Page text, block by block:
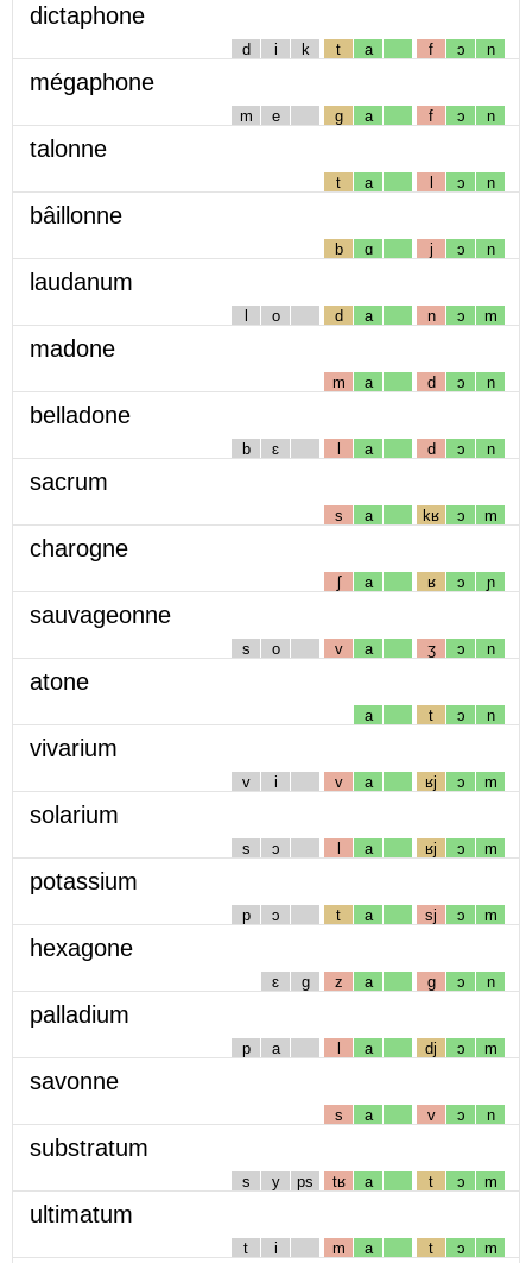
dictaphone
d i k t a f ɔ n
mégaphone
m e g a f ɔ n
talonne
t a l ɔ n
bâillonne
b ɑ j ɔ n
laudanum
l o d a n ɔ m
madone
m a d ɔ n
belladone
b ɛ l a d ɔ n
sacrum
s a kʁ ɔ m
charogne
ʃ a ʁ ɔ ɲ
sauvageonne
s o v a ʒ ɔ n
atone
a t ɔ n
vivarium
v i v a ʁj ɔ m
solarium
s ɔ l a ʁj ɔ m
potassium
p ɔ t a sj ɔ m
hexagone
ɛ g z a g ɔ n
palladium
p a l a dj ɔ m
savonne
s a v ɔ n
substratum
s y ps tʁ a t ɔ m
ultimatum
t i m a t ɔ m